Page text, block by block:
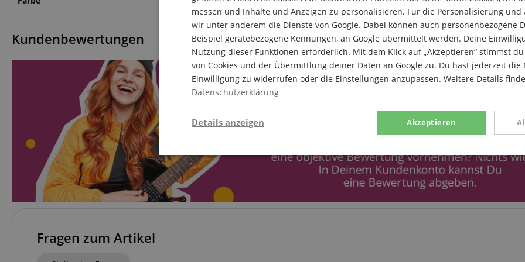
Kundenbewertungen
Fragen zum Artikel
messen und Inhalte und Anzeigen zu personalisieren. Für die Personalisierung und
wir unter anderem die Dienste von Google. Dabei können auch personenbezogene
Beispiel gerätebezogene Kennungen, an Google übermittelt werden. Deine
Nutzung dieser Funktionen erforderlich. Mit dem Klick auf „Akzeptieren“ stimmst
von Cookies und der Übermittlung deiner Daten an Google zu. Du hast jederzeit die
Einwilligung zu widerrufen oder die Einstellungen anzupassen. Weitere Details
Datenschutzerklärung
Akzeptieren
Details anzeigen
Statistik Marketing